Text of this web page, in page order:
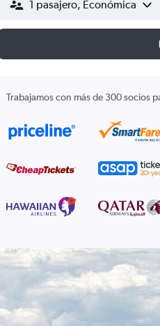
1 pasajero, Económica
Trabajamos con más de 300 socios